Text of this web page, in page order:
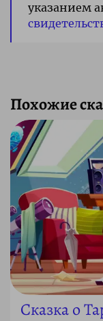
указанием
Похожие
Сказка о